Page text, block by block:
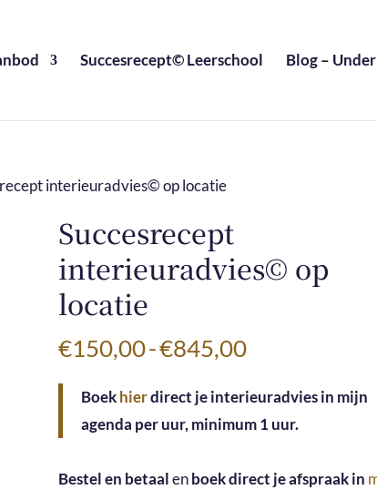
Succesrecept© Leerschool Blog –
interieuradvies© op locatie
Succesrecept
interieuradvies© op
locatie
€150,00-€845,00Prijsklasse:
tot
€845,00
Boekhierdirect je interieuradvies in mijn
agenda per uur, minimum 1 uur.
Bestel en betaalenboek direct je afspraak in